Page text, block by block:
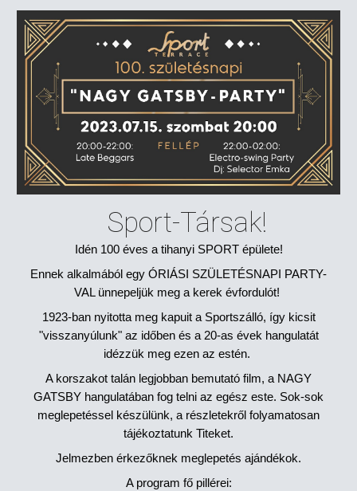
Sport-Társak!
Idén 100 éves a tihanyi SPORT épülete!
Ennek alkalmából egy ÓRIÁSI SZÜLETÉSNAPI PARTY-
VAL ünnepeljük meg a kerek évfordulót!
1923-ban nyitotta meg kapuit a Sportszálló, így kicsit
"visszanyúlunk" az időben és a 20-as évek hangulatát
idézzük meg ezen az estén.
A korszakot talán legjobban bemutató film, a NAGY
GATSBY hangulatában fog telni az egész este. Sok-sok
meglepetéssel készülünk, a részletekről folyamatosan
tájékoztatunk Titeket.
Jelmezben érkezőknek meglepetés ajándékok.
A program fő pillérei: